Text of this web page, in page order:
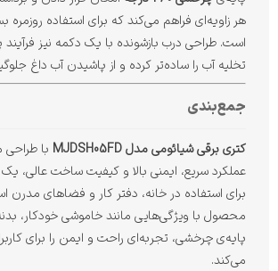
هر زاویه‌ای فراهم می‌کند که برای استفاده روزمره
است. طراحی درب بازشونده با یک دکمه نیز فرآیند
تخلیه آب را ساده‌تر کرده و از پاشیدن آب داغ
جمع‌بندی
کتری برقی شیائومی مدل MJDSH05FD
با طراحی
عملکرد سریع، ایمنی بالا و کیفیت ساخت عالی، یک
برای استفاده در خانه، دفتر کار و فضاهای مدرن
محصول با ویژگی‌هایی مانند خاموشی خودکار،
پایه‌ی چرخشی، تجربه‌ای راحت و ایمن را برای
می‌کند.